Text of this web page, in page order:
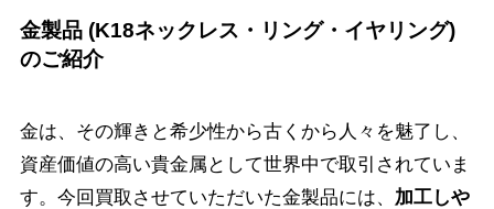
金製品 (K18ネックレス・リング・イヤリング)
のご紹介
金は、その輝きと希少性から古くから人々を魅了し、
資産価値の高い貴金属として世界中で取引されていま
す。今回買取させていただいた金製品には、 加工しや